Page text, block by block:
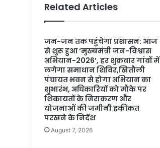
Related Articles
जन-जन तक पहुंचेगा प्रशासन: आज
से शुरू हुआ ‘मुख्यमंत्री जन-विश्वास
अभियान-2026’, हर शुक्रवार गांवों में
लगेगा समाधान शिविर,खितौली
पंचायत भवन से होगा अभियान का
शुभारंभ, अधिकारियों को मौके पर
शिकायतों के निराकरण और
योजनाओं की जमीनी हकीकत
परखने के निर्देश
August 7, 2026